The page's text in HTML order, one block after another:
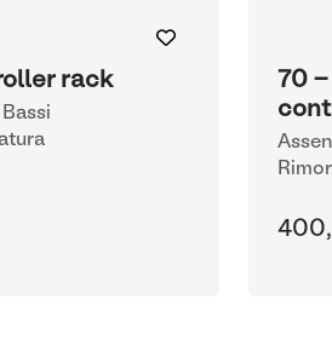
rack
70